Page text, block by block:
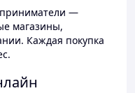
—
магазины,
Каждая покупка